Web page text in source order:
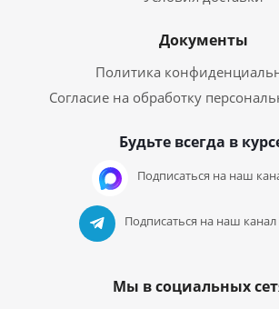
Документы
Политика
Согласие на обработку
Будьте всегда в
Подписаться на наш
Подписаться на наш канал
Мы в социальных